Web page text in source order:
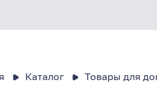
Каталог Товары для